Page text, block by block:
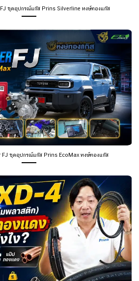
ชุดอุปกรณ์แก๊ส Prins Silverline หงษ์ทองแก๊ส
ชุดอุปกรณ์แก๊ส Prins EcoMax หงษ์ทองแก๊ส